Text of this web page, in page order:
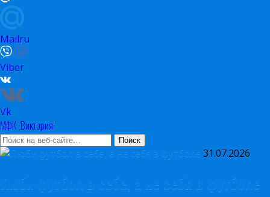
Mailru
Viber
Vk
МФК "Виктория"
31.07.2026
Люби футбол в себе, а не себя в футболе